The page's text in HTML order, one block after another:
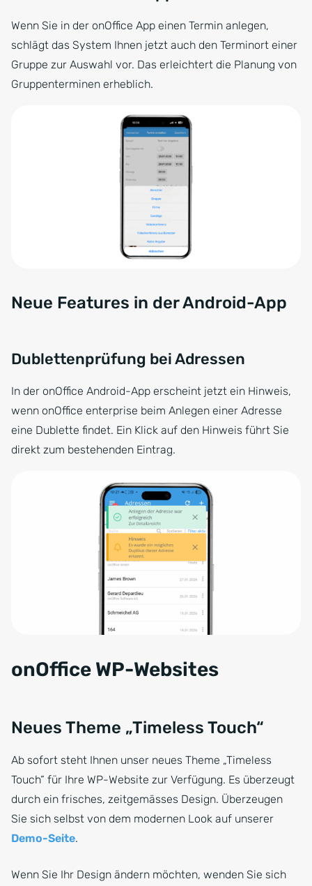
Wenn Sie in der onOffice App einen Termin anlegen,
schlägt das System Ihnen jetzt auch den Terminort einer
Gruppe zur Auswahl vor. Das erleichtert die Planung von
Gruppenterminen erheblich.
Neue Features in der Android-App
Dublettenprüfung bei Adressen
In der onOffice Android-App erscheint jetzt ein Hinweis,
wenn onOffice enterprise beim Anlegen einer Adresse
eine Dublette findet. Ein Klick auf den Hinweis führt Sie
direkt zum bestehenden Eintrag.
onOffice WP-Websites
Neues Theme „Timeless Touch“
Ab sofort steht Ihnen unser neues Theme „Timeless
Touch“ für Ihre WP-Website zur Verfügung. Es überzeugt
durch ein frisches, zeitgemässes Design. Überzeugen
Sie sich selbst von dem modernen Look auf unserer
Demo-Seite.
Wenn Sie Ihr Design ändern möchten, wenden Sie sich